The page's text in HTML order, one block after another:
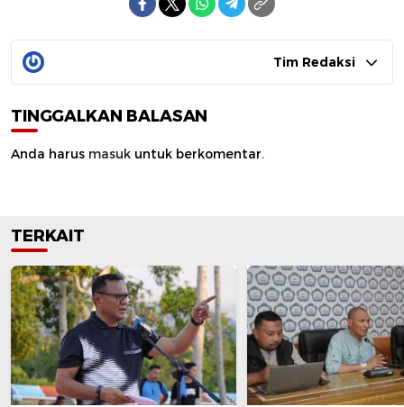
Tim Redaksi
TINGGALKAN BALASAN
Anda harus masuk untuk berkomentar.
TERKAIT